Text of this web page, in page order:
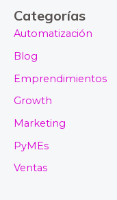
Categorías
Automatización
Blog
Emprendimientos
Growth
Marketing
PyMEs
Ventas